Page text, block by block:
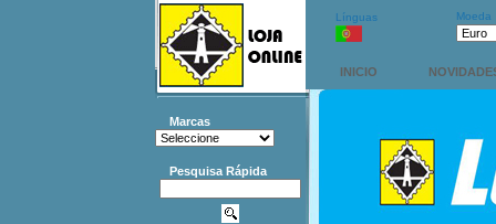
Línguas Moeda
INICIO
Marcas
Pesquisa Rápida